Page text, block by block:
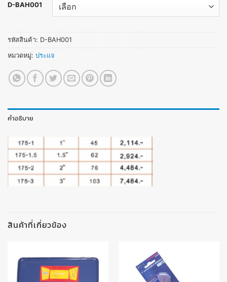
D-BAH001
รหัสสินค้า: D-BAH001
หมวดหมู่: ประแจ
คำอธิบาย
สินค้าที่เกี่ยวข้อง